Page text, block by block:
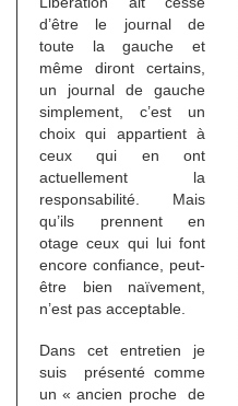
d’être le journal de
toute la gauche et
même diront certains,
un journal de gauche
simplement, c’est un
choix qui appartient à
ceux qui en ont
actuellement la
responsabilité. Mais
qu’ils prennent en
otage ceux qui lui font
encore confiance, peut-
être bien naïvement,
n’est pas acceptable.
Dans cet entretien je
suis présenté comme
un « ancien proche de